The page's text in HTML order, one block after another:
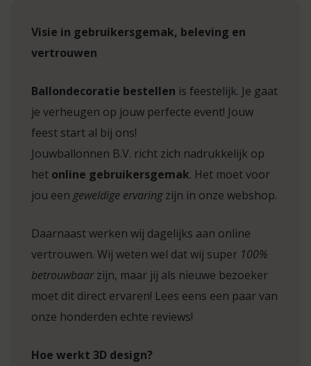
Visie in gebruikersgemak, beleving en
vertrouwen
Ballondecoratie bestellen is feestelijk. Je gaat
je verheugen op jouw perfecte event! Jouw
feest start al bij ons!
Jouwballonnen B.V. richt zich nadrukkelijk op
het online gebruikersgemak. Het moet voor
jou een geweldige ervaringzijn in onze webshop.
Daarnaast werken wij dagelijks aan online
vertrouwen. Wij weten wel dat wij super 100%
betrouwbaarzijn, maar jij als nieuwe bezoeker
moet dit direct ervaren! Lees eens een paar van
onze honderden echte reviews!
Hoe werkt 3D design?